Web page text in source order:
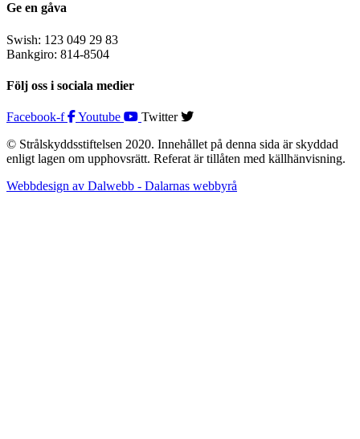
Ge en gåva
Swish: 123 049 29 83
Bankgiro: 814-8504
Följ oss i sociala medier
Facebook-f Youtube
Twitter
© Strålskyddsstiftelsen 2020. Innehållet på denna sida är skyddad
enligt lagen om upphovsrätt. Referat är tillåten med källhänvisning.
Webbdesign av Dalwebb - Dalarnas webbyrå